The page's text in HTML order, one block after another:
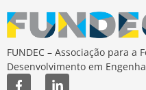
FUNDEC – Associação para a
Desenvolvimento em